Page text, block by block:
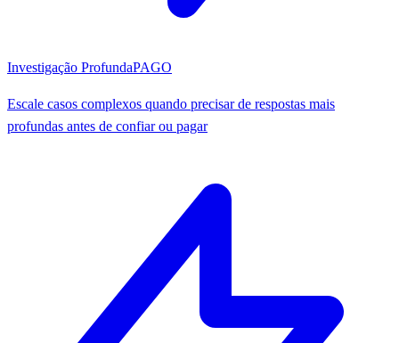
Investigação ProfundaPAGO
Escale casos complexos quando precisar de respostas mais
profundas antes de confiar ou pagar